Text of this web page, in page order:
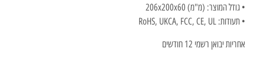
• גודל המוצר: (מ"מ) 206x200x60
• תעודות: RoHS, UKCA, FCC, CE, UL
אחריות יבואן רשמי 12 חודשים